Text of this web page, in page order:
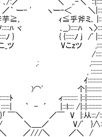
ー- ' ヽー-＜
､ ｨ≦乎斧ミ､
ﾊ ヾ ､__):::::ﾊ ヽ
ﾉ } { {::::::ﾉ j /'
こ_ツ Vこzツ
/
,:
,
込、 ｲ
个 )⌒' 个
ﾄ ィ::::::::::
｀ - ´ |:::l:::: /
／￣ V |:从:::/::ｲ
／ V/' }∧:
／＼ /